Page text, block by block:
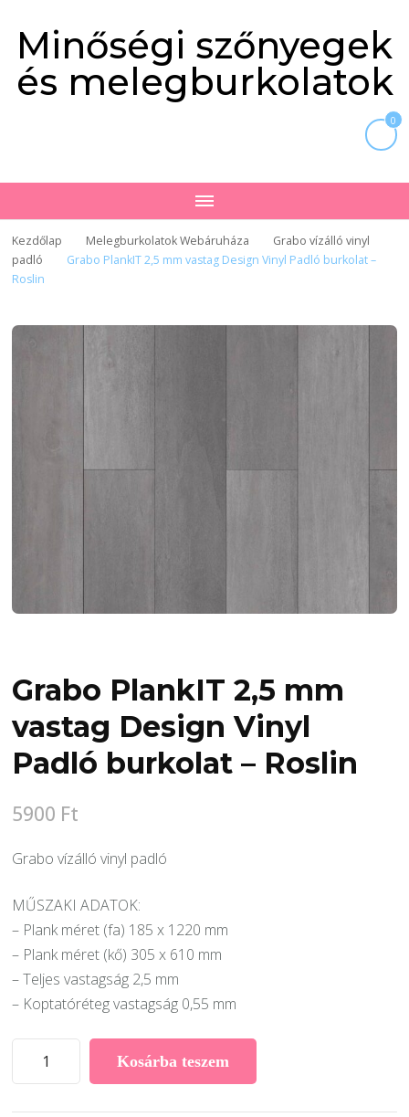
Minőségi szőnyegek
és melegburkolatok
0
Kezdőlap Melegburkolatok Webáruháza
Grabo vízálló vinyl
padló
Grabo PlankIT 2,5 mm vastag Design Vinyl Padló burkolat –
Roslin
Grabo PlankIT 2,5 mm
vastag Design Vinyl
Padló burkolat – Roslin
5900 Ft
Grabo vízálló vinyl padló
MŰSZAKI ADATOK:
– Plank méret (fa) 185 x 1220 mm
– Plank méret (kő) 305 x 610 mm
– Teljes vastagság 2,5 mm
– Koptatóréteg vastagság 0,55 mm
Kosárba teszem